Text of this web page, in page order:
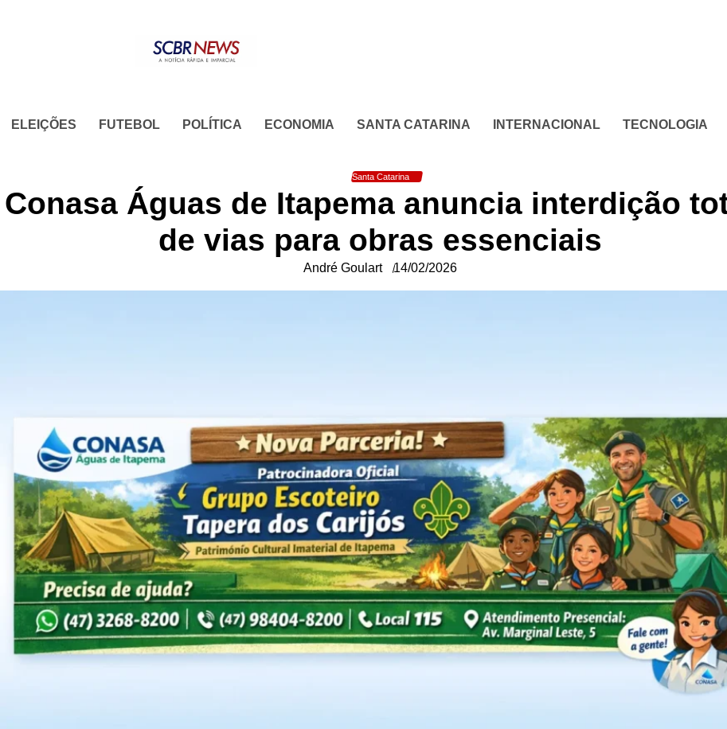
ELEIÇÕES FUTEBOL POLÍTICA ECONOMIA SANTA CATARINA INTERNACIONAL TECNOLOGIA
Santa Catarina
Conasa Águas de Itapema anuncia interdição
de vias para obras essenciais
André Goulart 14/02/2026